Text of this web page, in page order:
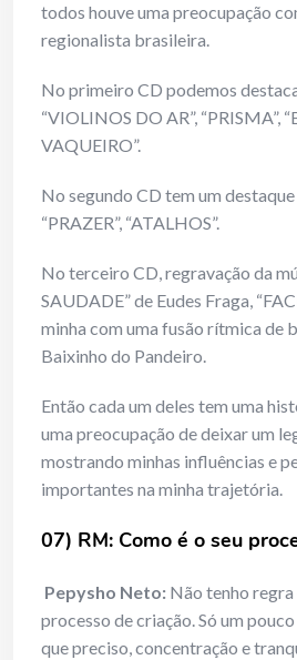
todos houve uma preocupação
regionalista brasileira.
No primeiro CD podemos
“VIOLINOS DO AR”, “PRISMA”,
VAQUEIRO”.
No segundo CD tem um
“PRAZER”, “ATALHOS”.
No terceiro CD, regravação da
SAUDADE” de Eudes Fraga,
minha com uma fusão rítmica de
Baixinho do Pandeiro.
Então cada um deles tem uma
uma preocupação de deixar um
mostrando minhas influências e
importantes na minha trajetória.
07) RM: Como é o seu
Pepysho Neto: Não tenho
processo de criação. Só um
que preciso, concentração e